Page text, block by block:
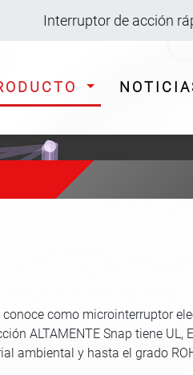
Interruptor de acción
como microinterruptor
ALTAMENTE Snap tiene UL,
ambiental y hasta el grado